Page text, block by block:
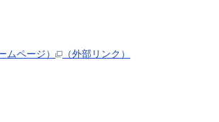
ムページ）
（外部リンク）